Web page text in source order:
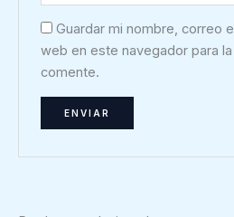
Guardar mi nombre, correo
web en este navegador para
comente.